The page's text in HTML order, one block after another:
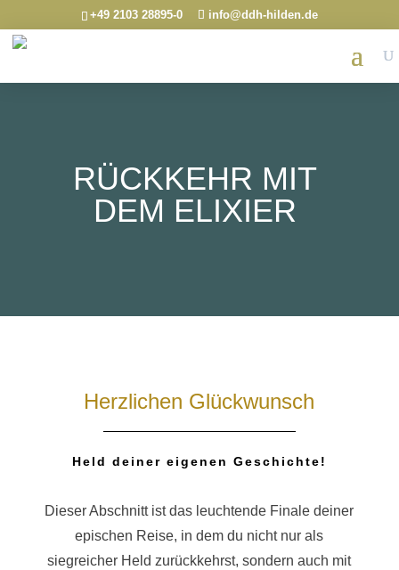
+49 2103 28895-0 info@ddh-hilden.de
RÜCKKEHR MIT
DEM ELIXIER
Herzlichen Glückwunsch
Held deiner eigenen Geschichte!
Dieser Abschnitt ist das leuchtende Finale deiner
epischen Reise, in dem du nicht nur als
siegreicher Held zurückkehrst, sondern auch mit